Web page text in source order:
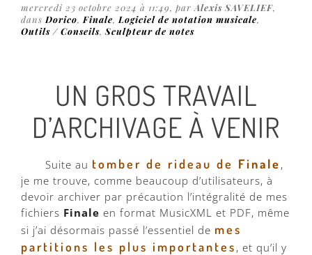
mercredi 23 octobre 2024 à 11:49, par Alexis SAVELIEF,
dans Dorico, Finale, Logiciel de notation musicale,
Outils / Conseils, Sculpteur de notes
UN GROS TRAVAIL
D’ARCHIVAGE À VENIR
Suite au tomber de rideau de Finale ,
je me trouve, comme beaucoup d’utilisateurs, à
devoir archiver par précaution l’intégralité de mes
fichiers Finale en format MusicXML et PDF, même
si j’ai désormais passé l’essentiel de mes
partitions les plus importantes , et qu’il y